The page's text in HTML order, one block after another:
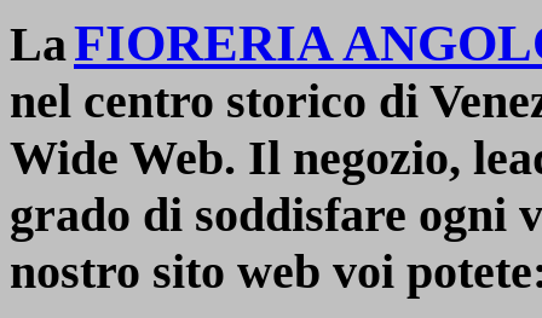
LaFIORERIA
nel centro storico di
Wide Web. Il negozio,
grado di soddisfare ogni
nostro sito web voi